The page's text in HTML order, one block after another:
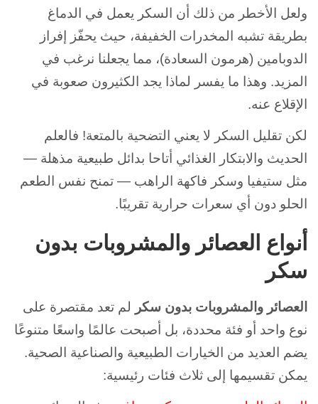
ولعل الأخطر من ذلك أن السكر يعمل في الدماغ
بطريقة تشبه المخدرات الخفيفة، حيث يحفّز إفراز
الدوبامين (هرمون السعادة)، مما يجعلنا نرغب في
المزيد. وهذا ما يفسر لماذا يجد الكثيرون صعوبة في
الإقلاع عنه.
لكن تقليل السكر لا يعني التضحية بالمتعة! فالعلم
الحديث والابتكار الغذائي أتاحا بدائل طبيعية مذهلة —
مثل ستيفيا وسكر فاكهة الراهب — تمنح نفس الطعم
الحلو دون أي سعرات حرارية تقريبًا.
قال
Article
Writer
GPT:
أنواع العصائر والمشروبات بدون
سكر
العصائر والمشروبات بدون سكر لم تعد مقتصرة على
نوع واحد أو فئة محددة، بل أصبحت عالمًا واسعًا متنوعًا
يضم العديد من الخيارات الطبيعية والصناعية الصحية.
يمكن تقسيمها إلى ثلاث فئات رئيسية: